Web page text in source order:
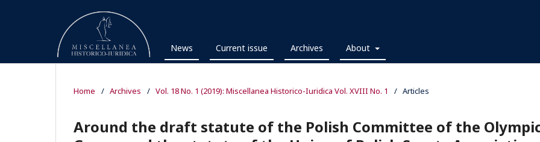
News Current issue Archives About
Home / Archives / Vol. 18 No. 1 (2019): Miscellanea Historico-Iuridica Vol. XVIII No. 1 / Articles
Around the draft statute of the Polish Committee of the